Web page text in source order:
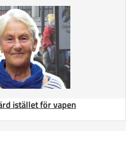
istället för vapen